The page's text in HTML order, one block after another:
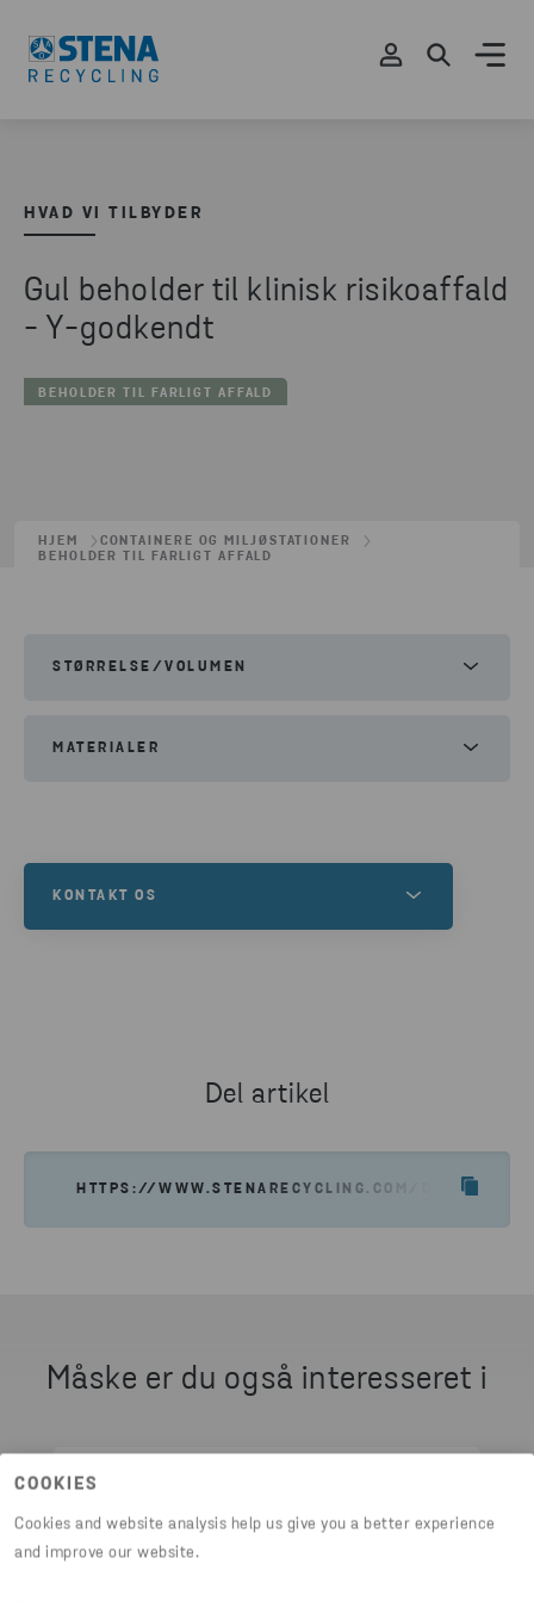
COOKIES
Cookies and website analysis help us give you a better experience
and improve our website.
HVAD VI TILBYDER
Gul beholder til klinisk risikoaffald
- Y-godkendt
BEHOLDER TIL FARLIGT AFFALD
HJEM
CONTAINERE OG MILJØSTATIONER
BEHOLDER TIL FARLIGT AFFALD
STØRRELSE/VOLUMEN
MATERIALER
KONTAKT OS
JEG VIL GERNE HAVE ET TILBUD
Del artikel
HTTPS://WWW.STENARECYCLING.COM/DA/HVAD-
Måske er du også interesseret i